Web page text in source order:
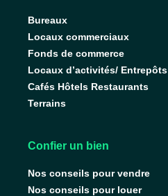
Bureaux
Locaux commerciaux
Fonds de commerce
Locaux d’activités/ Entrepôts
Cafés Hôtels Restaurants
Terrains
Confier un bien
Nos conseils pour vendre
Nos conseils pour louer